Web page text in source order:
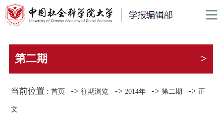
第二期 >
当前位置 :首页 ->往期浏览 -> 2014年 ->第二期 ->正
文